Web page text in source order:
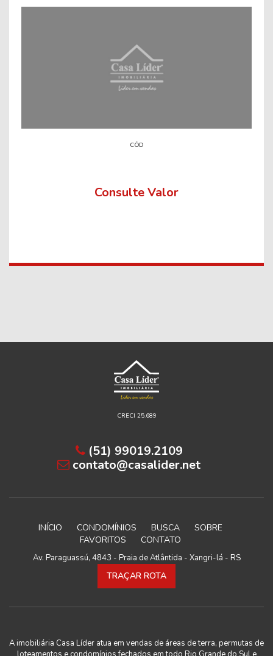
CÓD
Consulte Valor
CRECI 25.689
(51) 99019.2109
contato@casalider.net
INÍCIO CONDOMÍNIOS BUSCA
SOBRE
FAVORITOS
CONTATO
Av. Paraguassú, 4843 - Praia de Atlântida - Xangri-lá - RS
TRAÇAR ROTA
A imobiliária Casa Líder atua em vendas de áreas de terra, permutas de